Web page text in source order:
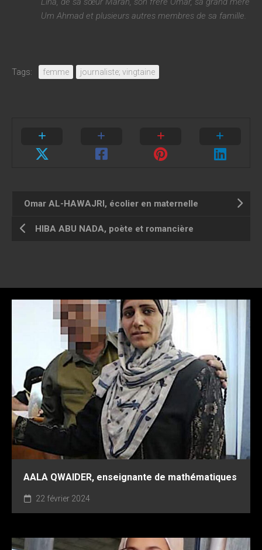
Um Ahmad et plusieurs autres membres de sa famille.
Tags: femme journaliste; vingtaine
Omar AL-HAWAJRI, écolier en maternelle
HIBA ABU NADA, poète et romancière
AALA QWAIDER, enseignante de mathématiques
22 février 2024